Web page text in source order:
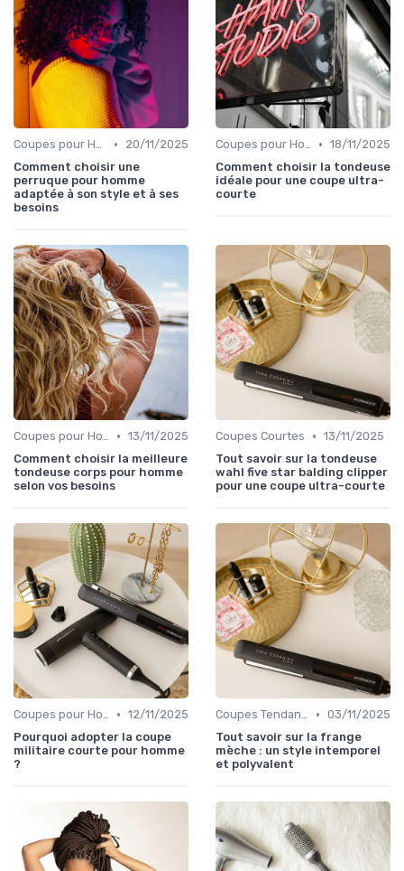
Coupes pour Hommes •
20/11/2025
Comment choisir une
perruque pour homme
adaptée à son style et à ses
besoins
Coupes pour Hommes • 18/11/2025
Comment choisir la tondeuse
idéale pour une coupe ultra-
courte
Coupes pour Hommes • 13/11/2025
Comment choisir la meilleure
tondeuse corps pour homme
selon vos besoins
Coupes Courtes • 13/11/2025
Tout savoir sur la tondeuse
wahl five star balding clipper
pour une coupe ultra-courte
Coupes pour Hommes • 12/11/2025
Pourquoi adopter la coupe
militaire courte pour homme
?
Coupes Tendance et Modernes • 03/11/2025
Tout savoir sur la frange
mèche : un style intemporel
et polyvalent